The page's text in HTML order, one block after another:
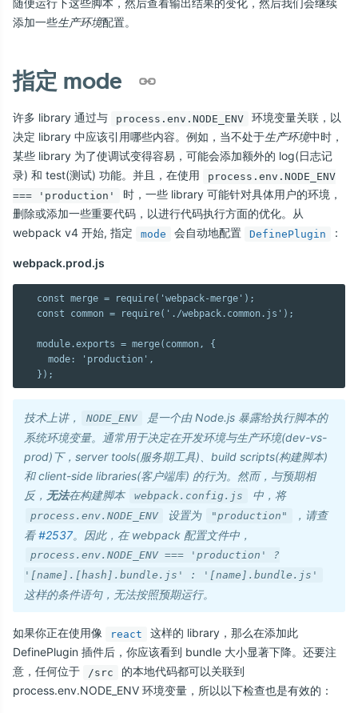
随便运行下这些脚本，然后查看输出结果的变化，然后我们会继续
添加一些生产环境配置。
指定 mode
许多 library 通过与 process.env.NODE_ENV
环境变量关联，以
决定 library 中应该引用哪些内容。例如，当不处于生产环境中时，
某些 library 为了使调试变得容易，可能会添加额外的 log(日志记
录) 和 test(测试) 功能。并且，在使用
process.env.NODE_ENV
=== 'production'
时，一些 library 可能针对具体用户的环境，
删除或添加一些重要代码，以进行代码执行方面的优化。从
webpack v4 开始, 指定
mode 会自动地配置 DefinePlugin ：
webpack.prod.js
  const merge = require('webpack-merge');
  const common = require('./webpack.common.js');
  module.exports = merge(common, {
    mode: 'production',
技术上讲， NODE_ENV
是一个由 Node.js 暴露给执行脚本的
系统环境变量。通常用于决定在开发环境与生产环境(dev-vs-
prod)下，server tools(服务期工具)、build scripts(构建脚本)
和 client-side libraries(客户端库) 的行为。然而，与预期相
反， 无法在构建脚本 webpack.config.js 中，将
process.env.NODE_ENV 设置为 "production"
，请查
看#2537。因此，在 webpack 配置文件中，
process.env.NODE_ENV === 'production' ?
'[name].[hash].bundle.js' : '[name].bundle.js'
这样的条件语句，无法按照预期运行。
如果你正在使用像 react
这样的 library，那么在添加此
DefinePlugin 插件后，你应该看到 bundle 大小显著下降。还要注
意，任何位于
/src
的本地代码都可以关联到
process.env.NODE_ENV 环境变量，所以以下检查也是有效的：